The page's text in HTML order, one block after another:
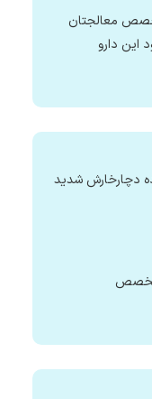
معالجتان
این دارو
دچارخارش شدید